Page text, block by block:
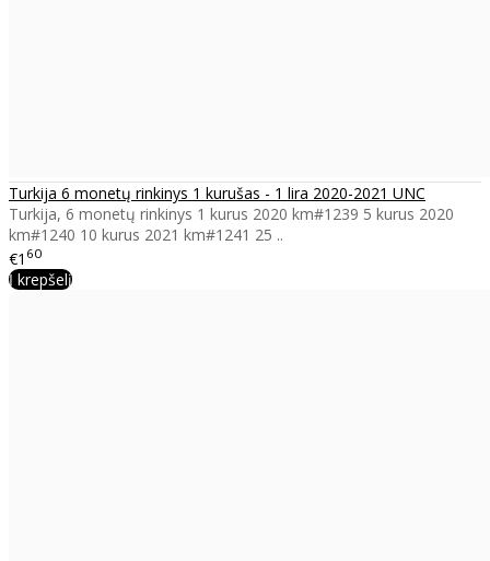
Turkija 6 monetų rinkinys 1 kurušas - 1 lira 2020-2021 UNC
Turkija, 6 monetų rinkinys 1 kurus 2020 km#1239 5 kurus 2020
km#1240 10 kurus 2021 km#1241 25 ..
€1 60
Į krepšelį